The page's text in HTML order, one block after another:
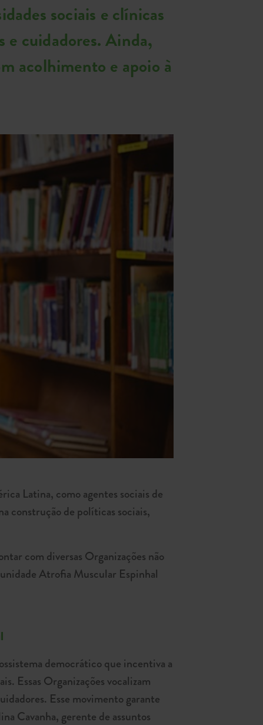
sociais e clínicas
cuidadores. Ainda,
acolhimento e apoio à
Latina, como agentes sociais de
construção de políticas sociais,
com diversas Organizações não
Atrofia Muscular Espinhal
democrático que incentiva a
Essas Organizações vocalizam
Esse movimento garante
Cavanha, gerente de assuntos